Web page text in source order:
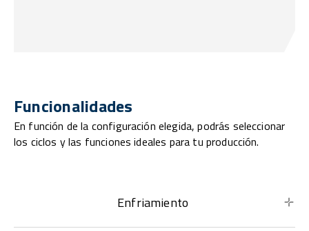
Funcionalidades
En función de la configuración elegida, podrás seleccionar
los ciclos y las funciones ideales para tu producción.
Enfriamiento